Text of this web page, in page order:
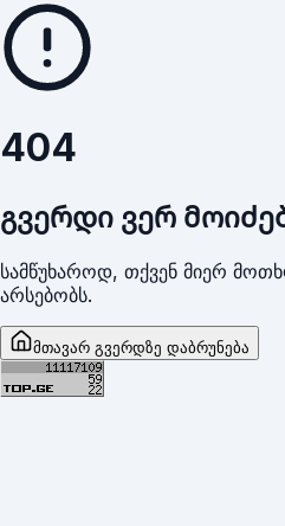
404
გვერდი ვერ
სამწუხაროდ, თქვენ მიერ
არსებობს.
მთავარ გვერდზე დაბრუნება